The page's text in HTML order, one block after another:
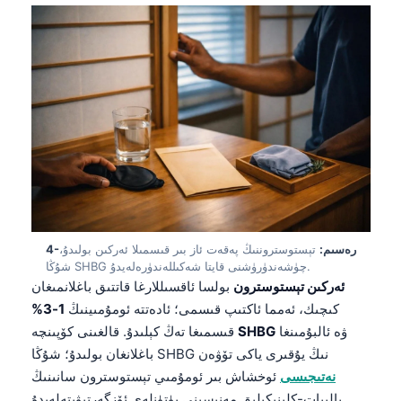
4-رەسىم: تېستوستروننىڭ پەقەت ئاز بىر قىسمىلا ئەركىن بولىدۇ،
شۇڭا SHBG چۈشەندۈرۈشنى قايتا شەكىللەندۈرەلەيدۇ.
ئەركىن تېستوسترون بولسا ئاقسىللارغا قاتتىق باغلانمىغان
كىچىك، ئەمما ئاكتىپ قىسمى؛ ئادەتتە ئومۇمىينىڭ 1-3%
SHBG
باغلانغان بولىدۇ؛ شۇڭا SHBG نىڭ يۇقىرى ياكى تۆۋەن
نەتىجىسى ئوخشاش بىر ئومۇمىي تېستوسترون سانىنىڭ